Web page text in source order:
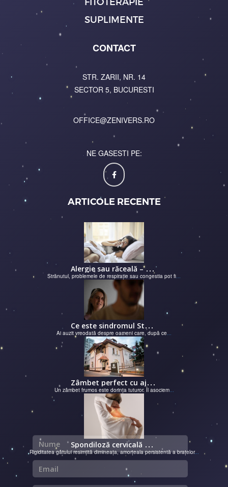
SUPLIMENTE
CONTACT
STR. ZARII, NR. 14
SECTOR 5, BUCURESTI
OFFICE@ZENIVERS.RO
NE GASESTI PE:
ARTICOLE RECENTE
A
lergie sau răceală – cum îţi dai seama de ce suferi și de ce conteaz...
Strănutul, problemele de respirație sau congestia pot fi
C
e este sindromul Stockholm și de ce victimele își apără agresorii.
Ai auzit vreodată despre oameni care, după ce
Z
âmbet perfect cu ajutorul unui cabinet dentar
Un zâmbet frumos este dorința tuturor. Îl asociem...
S
pondiloză cervicală – semnale de alarmă și soluții moderne chirurgie...
Rigiditatea gâtului resimțită dimineața, amorțeala persistentă a brațelor...
Nume